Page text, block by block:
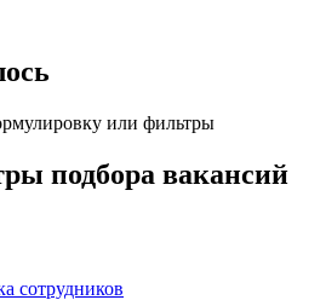
или фильтры
подбора вакансий
сотрудников